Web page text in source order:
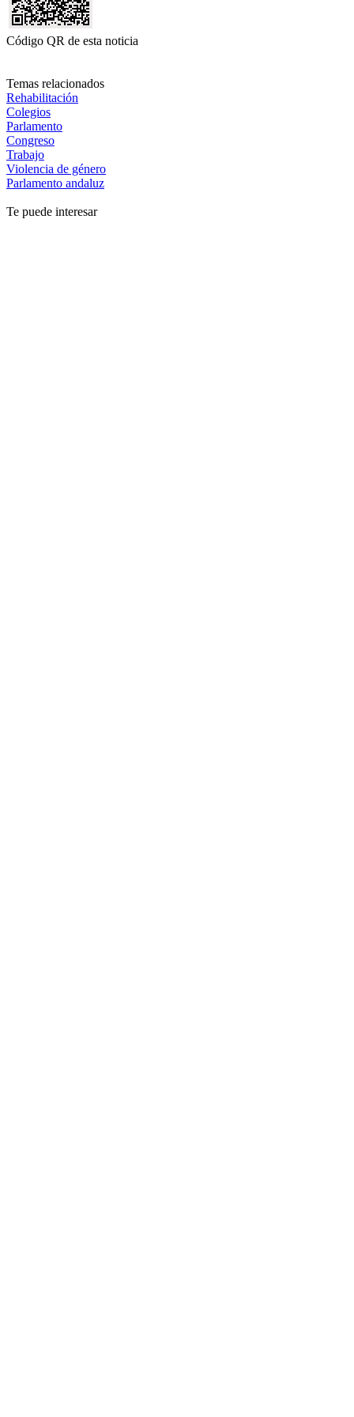
Código QR de esta noticia
Temas relacionados
Rehabilitación
Colegios
Parlamento
Congreso
Trabajo
Violencia de género
Parlamento andaluz
Te puede interesar